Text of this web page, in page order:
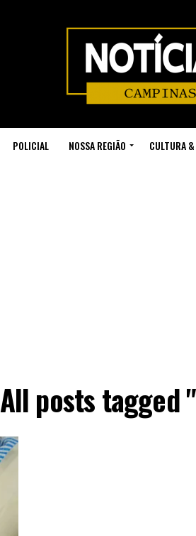
POLICIAL NOSSA REGIÃO CULTURA
All posts tagged